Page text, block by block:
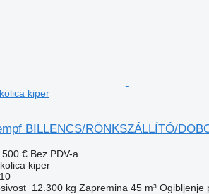
kiper
BILLENCS/RÖNKSZÁLLÍTÓ/
€ Bez PDV-a
kiper
12.300 kg Zapremina 45 m³ Ogibljenje